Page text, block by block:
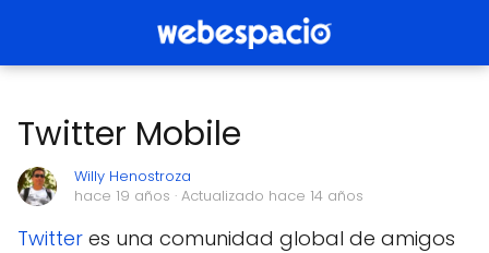
Twitter Mobile
Willy Henostroza
hace 19 años · Actualizado hace 14 años
Twitter es una comunidad global de amigos